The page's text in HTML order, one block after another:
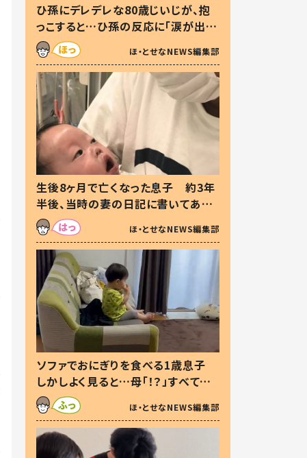
ひ孫にデレデレな80歳じいじが、抱
っこすると…ひ孫の反応に「涙が出ま
した」「可愛くて仕方ない」
ほ・とせなNEWS編集部
生後8ヶ月で亡くなった息子 約3年
半後、当時の妻の日記に書いてあっ
た本音とは
ほ・とせなNEWS編集部
ソファでおにぎりを食べる1歳息子
しかしよく見ると…母「！？」すべてを
察した母の投稿に「可愛いから許
す！」「現行犯〜」
ほ・とせなNEWS編集部